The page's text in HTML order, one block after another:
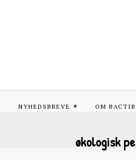
NYHEDSBREVE OM
økologisk